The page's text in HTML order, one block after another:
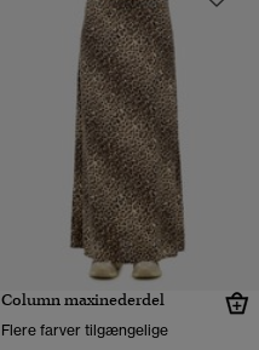
Column maxinederdel
Flere farver tilgængelige